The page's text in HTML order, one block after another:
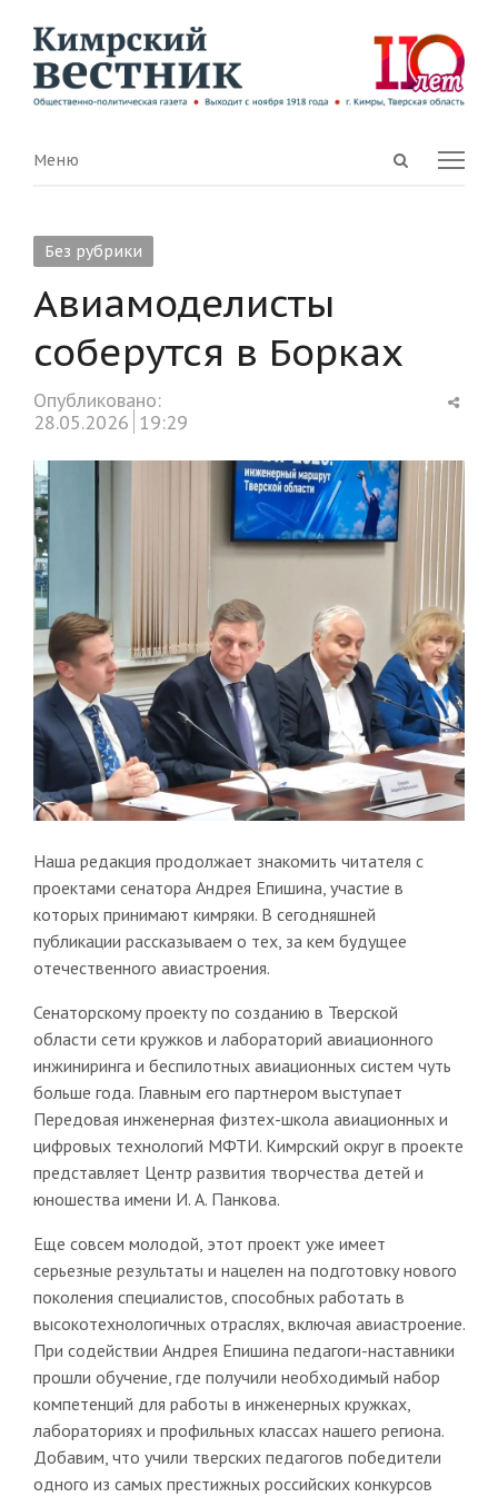
Open
Menu
Меню
Без рубрики
Авиамоделисты
соберутся в Борках
Опубликовано:
28.05.2026 19:29
Наша редакция продолжает знакомить читателя с
проектами сенатора Андрея Епишина, участие в
которых принимают кимряки. В сегодняшней
публикации рассказываем о тех, за кем будущее
отечественного авиастроения.
Сенаторскому проекту по созданию в Тверской
области сети кружков и лабораторий авиационного
инжиниринга и беспилотных авиационных систем чуть
больше года. Главным его партнером выступает
Передовая инженерная физтех-школа авиационных и
цифровых технологий МФТИ. Кимрский округ в проекте
представляет Центр развития творчества детей и
юношества имени И. А. Панкова.
Еще совсем молодой, этот проект уже имеет
серьезные результаты и нацелен на подготовку нового
поколения специалистов, способных работать в
высокотехнологичных отраслях, включая авиастроение.
При содействии Андрея Епишина педагоги-наставники
прошли обучение, где получили необходимый набор
компетенций для работы в инженерных кружках,
лабораториях и профильных классах нашего региона.
Добавим, что учили тверских педагогов победители
одного из самых престижных российских конкурсов